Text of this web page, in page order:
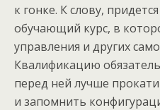
к гонке. К слову,
обучающий курс, в
управления и других
Квалификацию
перед ней лучше
и запомнить